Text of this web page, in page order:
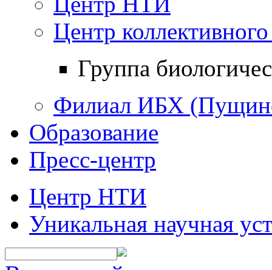
Центр
Группа
Филиал ИБХ
Образование
Пресс-центр
Центр НТИ
Уникальная научная